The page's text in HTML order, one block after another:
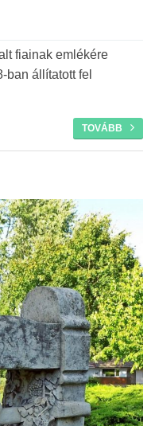
fiainak emlékére
ban állítatott fel
TOVÁBB